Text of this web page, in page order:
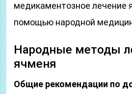
медикаментозное лечение
помощью народной
Народные методы
ячменя
Общие рекомендации по